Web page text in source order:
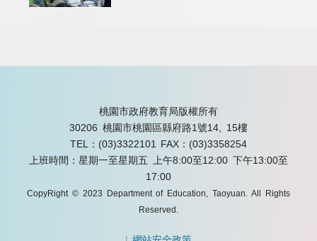
桃園市政府教育局版權所有
30206 桃園市桃園區縣府路1號14, 15樓
TEL：(03)3322101 FAX：(03)3358254
上班時間：星期一至星期五 上午8:00至12:00 下午13:00至
17:00
CopyRight © 2023 Department of Education, Taoyuan. All Rights
Reserved.